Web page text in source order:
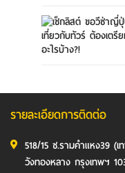
รายละเอียดการติดต่อ
518/15 ซ.รามคำแหง39 (
วังทองหลาง กรุงเทพฯ